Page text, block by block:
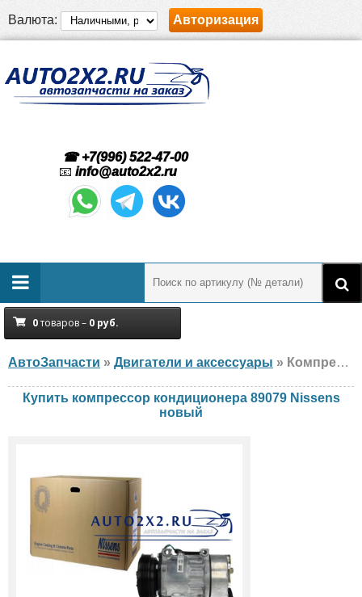
Валюта: Авторизация
☎ +7(996) 522-47-00
📧 info@auto2x2.ru
0товаров – 0 руб.
АвтоЗапчасти » Двигатели и аксессуары » Компрессор кондиционера Nissens 89079 Renault, новый
Купить компрессор кондиционера 89079 Nissens
новый